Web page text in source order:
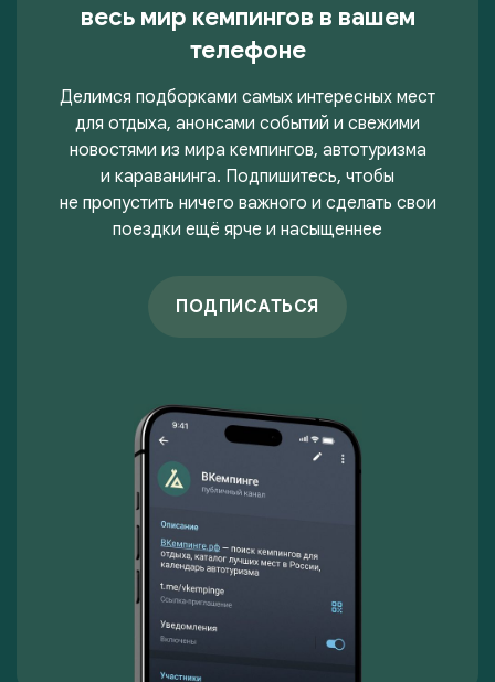
весь мир кемпингов в вашем
телефоне
Делимся подборками самых интересных мест
для отдыха, анонсами событий и свежими
новостями из мира кемпингов, автотуризма
и караванинга. Подпишитесь, чтобы
не пропустить ничего важного и сделать свои
поездки ещё ярче и насыщеннее
ПОДПИСАТЬСЯ